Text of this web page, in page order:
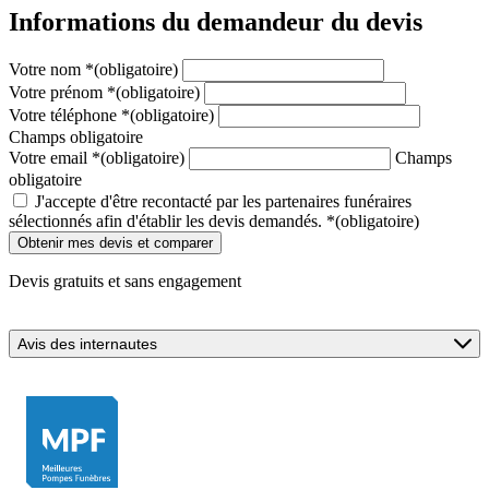
Informations du demandeur du devis
Votre nom *(obligatoire)
Votre prénom *(obligatoire)
Votre téléphone *(obligatoire)
Champs obligatoire
Votre email *(obligatoire)
Champs
obligatoire
J'accepte d'être recontacté par les partenaires funéraires
sélectionnés afin d'établir les devis demandés. *(obligatoire)
Devis gratuits et sans engagement
Avis des internautes